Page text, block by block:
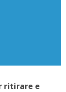
ritirare e